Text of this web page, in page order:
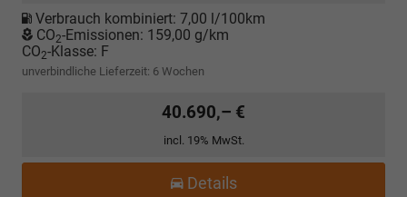
Verbrauch kombiniert: 7,00 l/100km
CO2-Emissionen: 159,00 g/km
CO2-Klasse: F
unverbindliche Lieferzeit: 6 Wochen
40.690,– €
incl. 19% MwSt.
Details